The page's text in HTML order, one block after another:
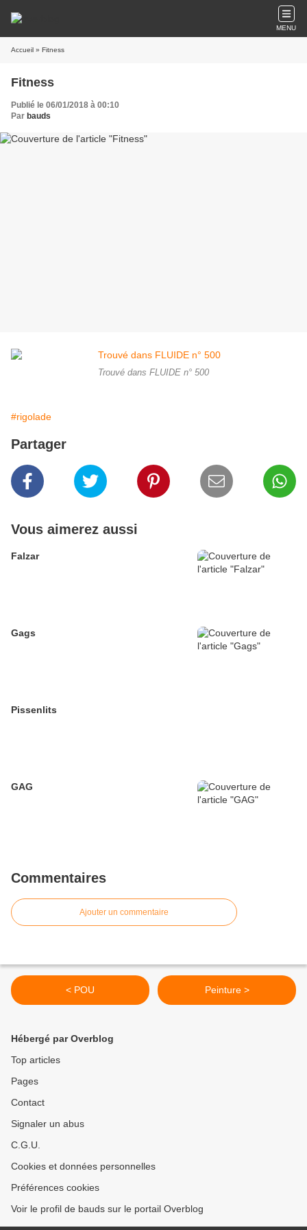
MENU
Accueil » Fitness
Fitness
Publié le 06/01/2018 à 00:10
Par bauds
Trouvé dans FLUIDE n° 500
#rigolade
Partager
Vous aimerez aussi
Falzar
Gags
Pissenlits
GAG
Commentaires
Ajouter un commentaire
< POU Peinture >
Hébergé par Overblog
Top articles
Pages
Contact
Signaler un abus
C.G.U.
Cookies et données personnelles
Préférences cookies
Voir le profil de bauds sur le portail Overblog